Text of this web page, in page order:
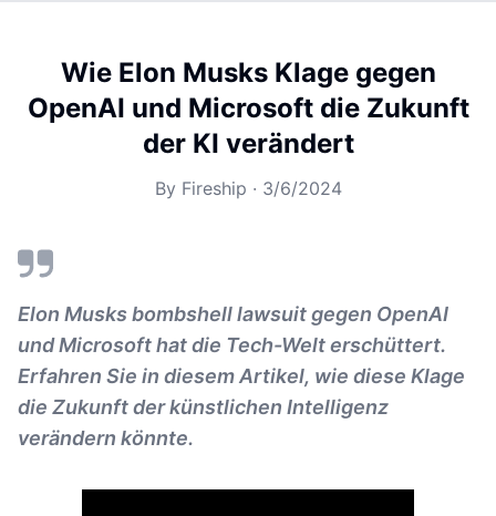
Wie Elon Musks Klage gegen
OpenAI und Microsoft die Zukunft
der KI verändert
By Fireship · 3/6/2024
Elon Musks bombshell lawsuit gegen OpenAI
und Microsoft hat die Tech-Welt erschüttert.
Erfahren Sie in diesem Artikel, wie diese Klage
die Zukunft der künstlichen Intelligenz
verändern könnte.